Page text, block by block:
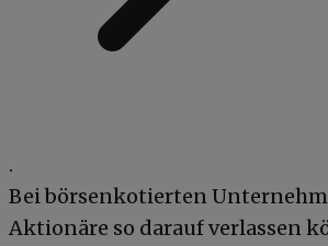
.
Bei börsenkotierten
Aktionäre so darauf verlassen